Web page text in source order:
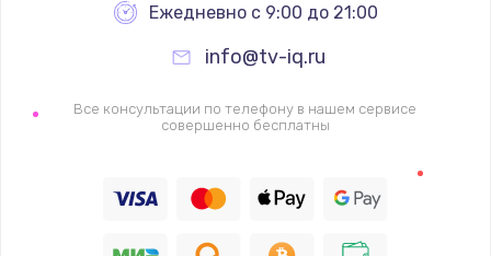
Заказать
Не работает
1400 руб.
Восстановление цепи питания, пайка
Ежедневно с 9:00 до 21:00
info@tv-iq.ru
Все консультации по телефону в нашем сервисе
совершенно бесплатны